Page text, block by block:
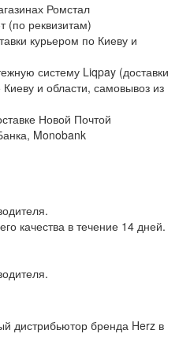
Ромстал
(по реквизитам)
курьером по Киеву и
систему Liqpay (доставки
и области, самовывоз из
Новой Почтой
Monobank
качества в течение 14 дней.
дистрибьютор бренда Herz в